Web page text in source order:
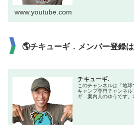
www.youtube.com
🌎チキューギ．メンバー登録
チキューギ.
このチャンネルは「地
キャンプ専門チャンネ
ギ．案内人のゆうです